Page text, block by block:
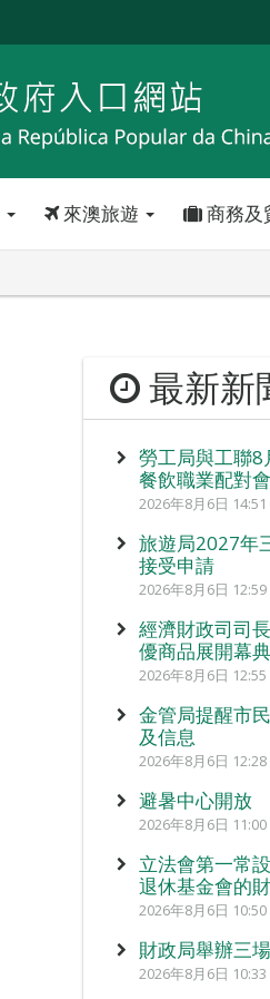
來澳旅遊 商務及
最新新
勞工局與工聯8
餐飲職業配對會
2026年8月6日 14:51
旅遊局2027年
接受申請
2026年8月6日 12:59
經濟財政司司
優商品展開幕典
2026年8月6日 12:55
金管局提醒市
及信息
2026年8月6日 12:28
避暑中心開放
2026年8月6日 11:00
立法會第一常
退休基金會的
2026年8月6日 10:50
財政局舉辦三
2026年8月6日 10:33